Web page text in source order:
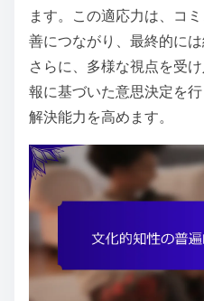
ます。この適応力は、コ
善につながり、最終的に
さらに、多様な視点を受
報に基づいた意思決定を
解決能力を高めます。